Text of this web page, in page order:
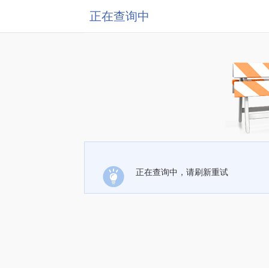
正在查询中
正在查询中，请刷新重试